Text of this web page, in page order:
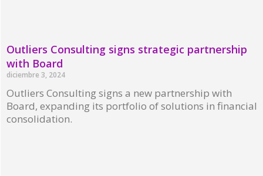
Outliers Consulting signs strategic partnership
with Board
diciembre 3, 2024
Outliers Consulting signs a new partnership with
Board, expanding its portfolio of solutions in financial
consolidation.